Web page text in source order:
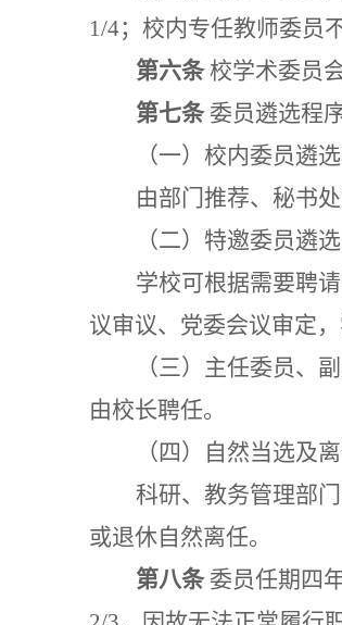
1/4；校内专任教师委员
第六条 校学术委员
第七条 委员遴选程
（一）校内委员遴
由部门推荐、秘书
（二）特邀委员遴选
学校可根据需要聘
议审议、党委会议审定
（三）主任委员、
由校长聘任。
（四）
自然当选及
科研、教务管理部
或退休自然离任。
第八条 委员任期四